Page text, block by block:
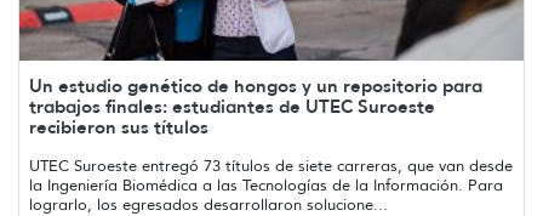
Un estudio genético de hongos y un repositorio para
trabajos finales: estudiantes de UTEC Suroeste
recibieron sus títulos
UTEC Suroeste entregó 73 títulos de siete carreras, que van desde
la Ingeniería Biomédica a las Tecnologías de la Información. Para
lograrlo, los egresados desarrollaron solucione...